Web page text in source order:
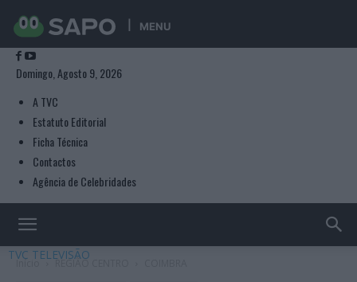
MENU
Domingo, Agosto 9, 2026
A TVC
Estatuto Editorial
Ficha Técnica
Contactos
Agência de Celebridades
TVC TELEVISÃO
Início REGIÃO CENTRO